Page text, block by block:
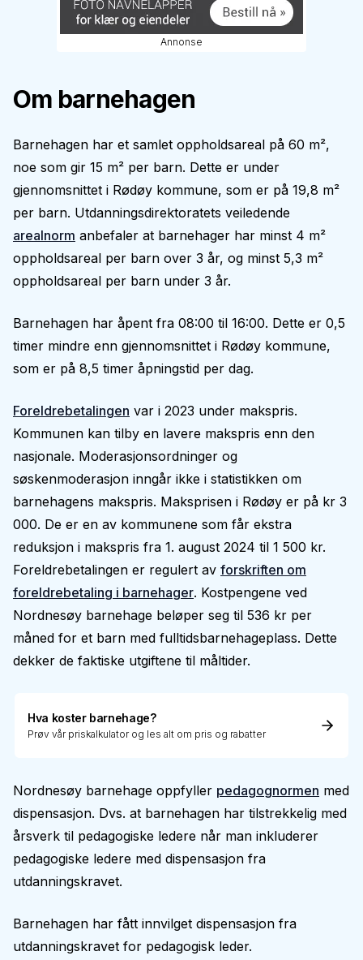
Annonse
Om barnehagen
Barnehagen har et samlet oppholdsareal på 60 m²,
noe som gir 15 m² per barn. Dette er under
gjennomsnittet i Rødøy kommune, som er på 19,8 m²
per barn. Utdanningsdirektoratets veiledende
arealnorm anbefaler at barnehager har minst 4 m²
oppholdsareal per barn over 3 år, og minst 5,3 m²
oppholdsareal per barn under 3 år.
Barnehagen har åpent fra 08:00 til 16:00. Dette er 0,5
timer mindre enn gjennomsnittet i Rødøy kommune,
som er på 8,5 timer åpningstid per dag.
Foreldrebetalingen var i 2023 under makspris.
Kommunen kan tilby en lavere makspris enn den
nasjonale. Moderasjonsordninger og
søskenmoderasjon inngår ikke i statistikken om
barnehagens makspris. Maksprisen i Rødøy er på kr 3
000. De er en av kommunene som får ekstra
reduksjon i makspris fra 1. august 2024 til 1 500 kr.
Foreldrebetalingen er regulert av forskriften om
foreldrebetaling i barnehager. Kostpengene ved
Nordnesøy barnehage beløper seg til 536 kr per
måned for et barn med fulltidsbarnehageplass. Dette
dekker de faktiske utgiftene til måltider.
Hva koster barnehage?
Prøv vår priskalkulator og les alt om pris og rabatter
Nordnesøy barnehage oppfyller pedagognormen med
dispensasjon. Dvs. at barnehagen har tilstrekkelig med
årsverk til pedagogiske ledere når man inkluderer
pedagogiske ledere med dispensasjon fra
utdanningskravet.
Barnehagen har fått innvilget dispensasjon fra
utdanningskravet for pedagogisk leder.